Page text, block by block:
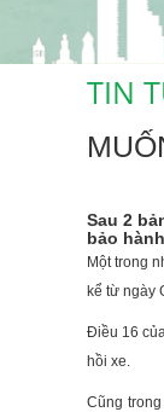
TIN
Sau 2
bảo
Một trong
kể từ ngày
Điều 16
hồi xe.
Cũng